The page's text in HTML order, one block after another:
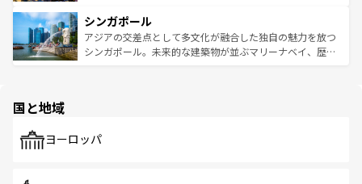
参照してほしい。
激する。気候は一年中温暖で、どの季節にも異なる楽しみ
が待っている。親しみやすいタイの人々、仏教を中心とし
た文化、そして多様な観光資源が、訪れる旅人を魅了し続
み、どこを訪れても感動するはず。観光スポットが密集し
ており、効率よく見どころを回れるのも魅力。息をのむよ
うな絶景から文化的な体験まで、香港を存分に楽しみ尽く
シンガポール
アジアの交差点として多文化が融合した独自の魅力を放つ
シンガポール。未来的な建築物が並ぶマリーナベイ、歴史
で、ホーカーズは地元の風情を楽しめる外せないスポット
国と地域
ヨーロッパ